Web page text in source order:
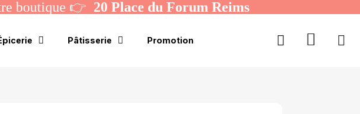
boutique 👉 20 Place du Forum Reims
Pâtisserie Promotion